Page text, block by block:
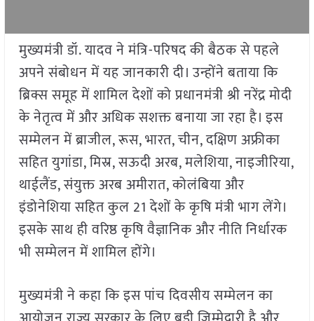
मुख्यमंत्री डॉ. यादव ने मंत्रि-परिषद की बैठक से पहले
अपने संबोधन में यह जानकारी दी। उन्होंने बताया कि
ब्रिक्स समूह में शामिल देशों को प्रधानमंत्री श्री नरेंद्र मोदी
के नेतृत्व में और अधिक सशक्त बनाया जा रहा है। इस
सम्मेलन में ब्राजील, रूस, भारत, चीन, दक्षिण अफ्रीका
सहित युगांडा, मिस्र, सऊदी अरब, मलेशिया, नाइजीरिया,
थाईलैंड, संयुक्त अरब अमीरात, कोलंबिया और
इंडोनेशिया सहित कुल 21 देशों के कृषि मंत्री भाग लेंगे।
इसके साथ ही वरिष्ठ कृषि वैज्ञानिक और नीति निर्धारक
भी सम्मेलन में शामिल होंगे।
मुख्यमंत्री ने कहा कि इस पांच दिवसीय सम्मेलन का